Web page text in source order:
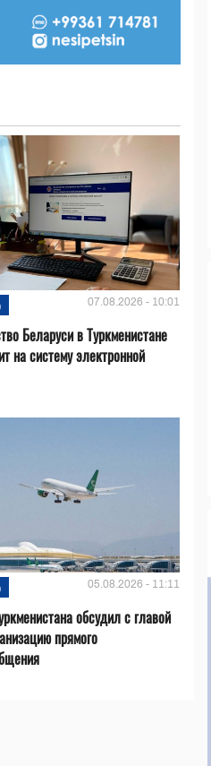
07.08.2026 - 10:01
Беларуси в Туркменистане
на систему электронной
05.08.2026 - 11:11
обсудил с главой
прямого